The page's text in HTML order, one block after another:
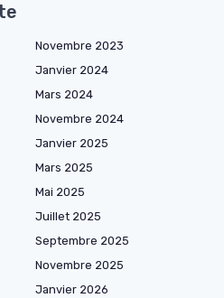
Novembre 2023
Janvier 2024
Mars 2024
Novembre 2024
Janvier 2025
Mars 2025
Mai 2025
Juillet 2025
Septembre 2025
Novembre 2025
Janvier 2026